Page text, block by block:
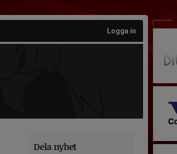
Logga in
Dela nyhet